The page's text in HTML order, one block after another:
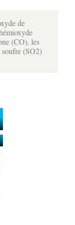
de
(CO), les
(SO2)